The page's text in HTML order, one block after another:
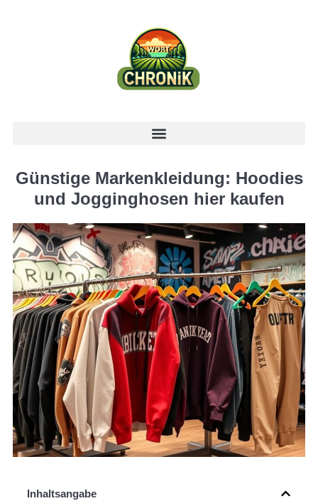
Günstige Markenkleidung: Hoodies
und Jogginghosen hier kaufen
Inhaltsangabe